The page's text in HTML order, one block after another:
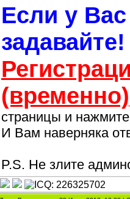
Если у
задавайте!
(временно)
страницы и
И Вам наверняка
P.S. Не злите